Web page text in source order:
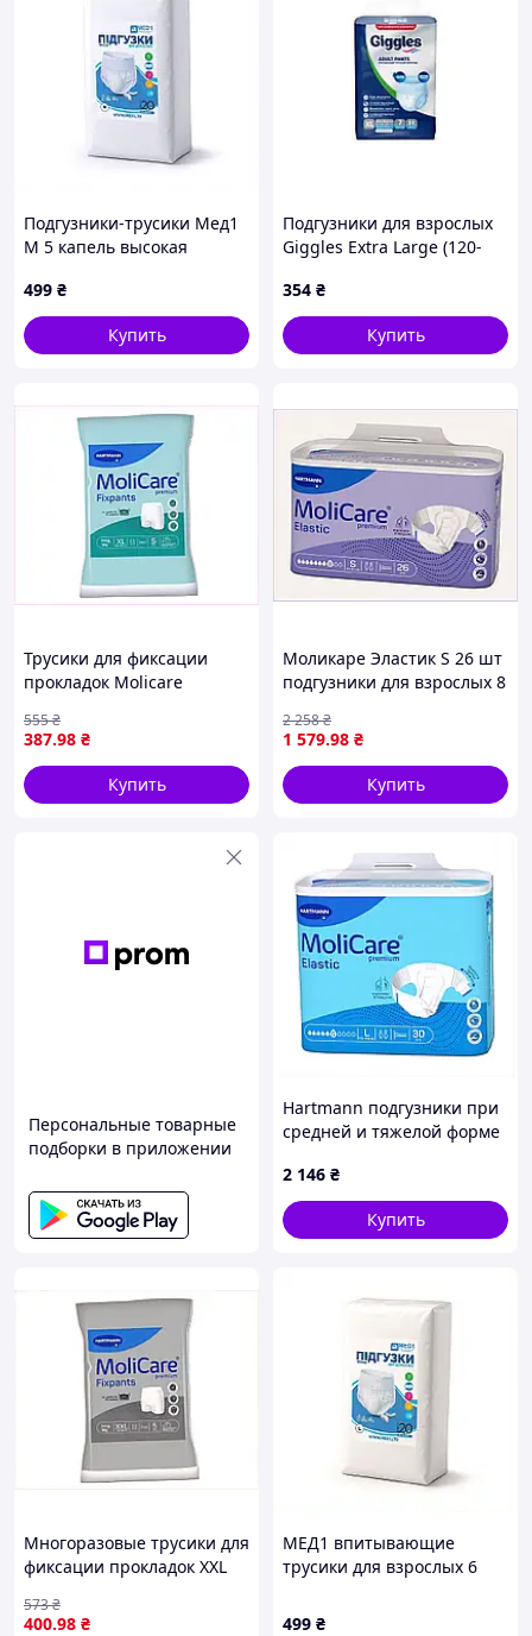
Подгузники-трусики Мед1
М 5 капель высокая
499 ₴
Купить
Подгузники для взрослых
Giggles Extra Large (120-
(8680131205592) v
354 ₴
Купить
Трусики для фиксации
прокладок Molicare
878B13H1A0
387.98 ₴
555₴
Купить
Моликаре Эластик S 26 шт
подгузники для взрослых 8
1 579.98 ₴
2 258₴
Купить
Персональные товарные
подборки в приложении
Hartmann подгузники при
средней и тяжелой форме
2 146 ₴
Купить
Многоразовые трусики для
фиксации прокладок XXL
87C8M1311P
400.98 ₴
573₴
МЕД1 впитывающие
трусики для взрослых 6
499 ₴